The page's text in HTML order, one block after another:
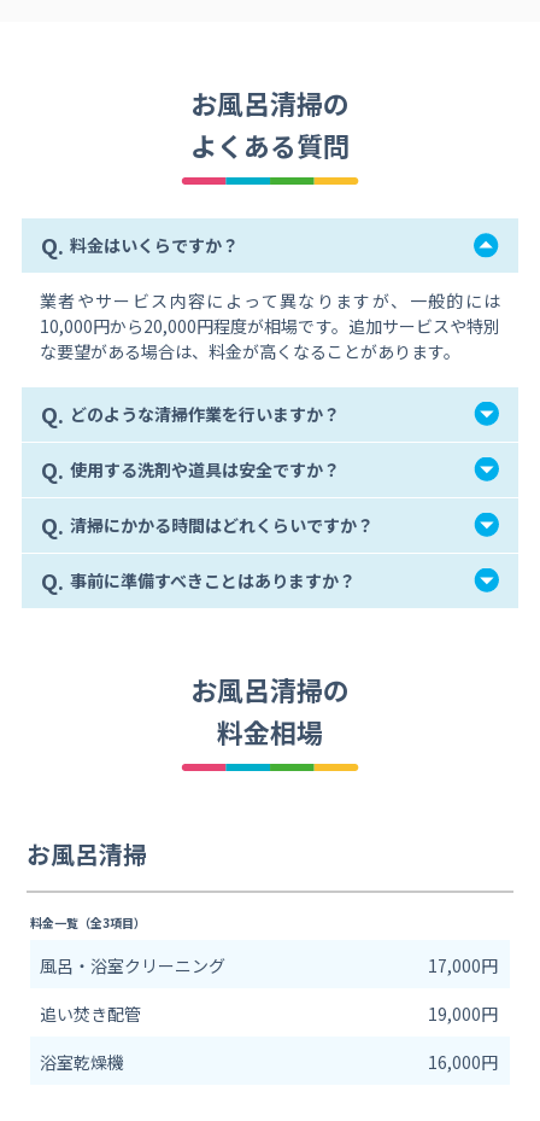
お風呂清掃の
よくある質問
Q. 料金はいくらですか？
業者やサービス内容によって異なりますが、一般的には
10,000円から20,000円程度が相場です。追加サービスや特別
な要望がある場合は、料金が高くなることがあります。
Q. どのような清掃作業を行いますか？
Q. 使用する洗剤や道具は安全ですか？
Q. 清掃にかかる時間はどれくらいですか？
Q. 事前に準備すべきことはありますか？
お風呂清掃の
料金相場
お風呂清掃
料金一覧（全3項目）
風呂・浴室クリーニング
17,000円
追い焚き配管
19,000円
浴室乾燥機
16,000円